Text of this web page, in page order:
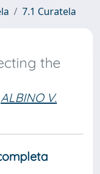
7.1 Curatela
the
ALBINO V.